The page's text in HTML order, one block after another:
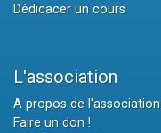
Dédicacer un cours
L'association
A propos de l'association
Faire un don !